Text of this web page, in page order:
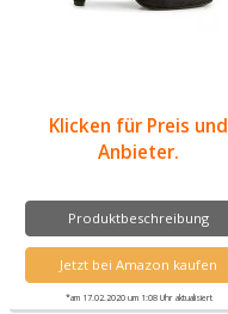
Klicken für Preis und
Anbieter.
Produktbeschreibung
Jetzt bei Amazon kaufen
*am 17.02.2020 um 1:08 Uhr aktualisiert